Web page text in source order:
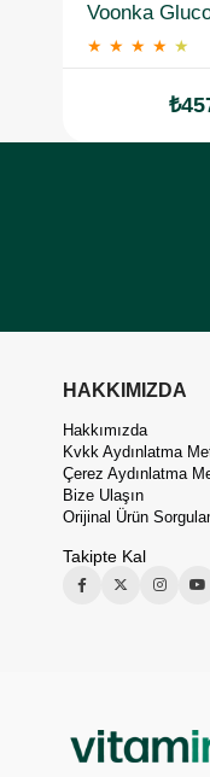
Voonka
★ ★ ★ ★ ★
HAKKIMIZDA
Hakkımızda
Kvkk Aydınlatma
Çerez Aydınlatma
Bize Ulaşın
Orijinal Ürün
Takipte Kal